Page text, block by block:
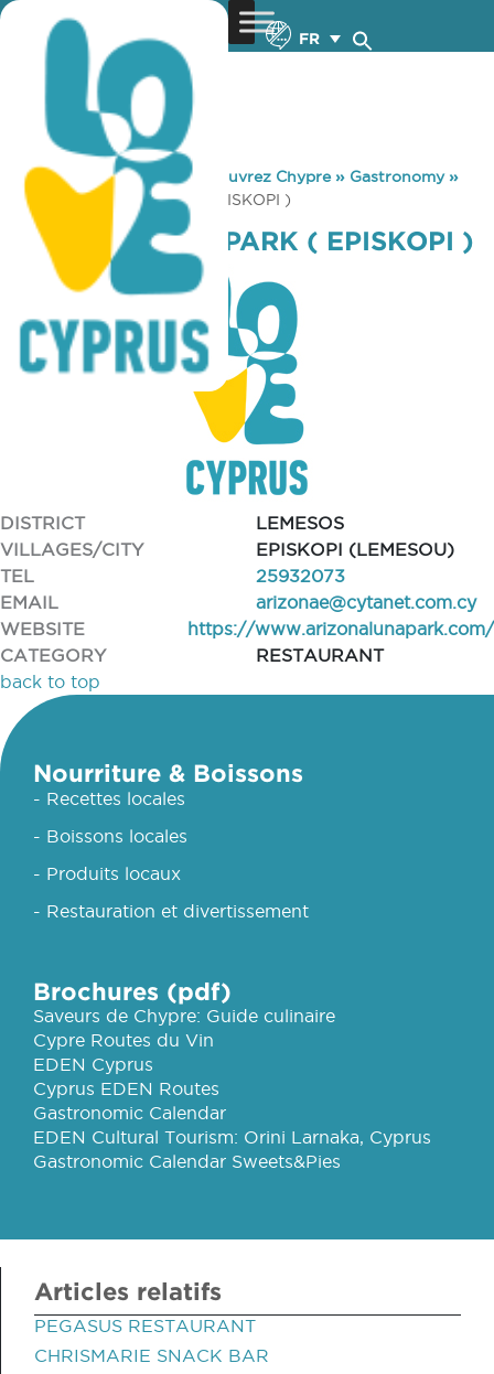
FR
You are here: Home »Découvrez Chypre» Gastronomy»
ARIZONA LUNA PARK ( EPISKOPI )
ARIZONA LUNA PARK ( EPISKOPI )
DISTRICT
LEMESOS
VILLAGES/CITY
EPISKOPI (LEMESOU)
TEL
25932073
EMAIL
arizonae@cytanet.com.cy
WEBSITE
https://www.arizonalunapark.com/
CATEGORY
RESTAURANT
back to top
Nourriture & Boissons
- Recettes locales
- Boissons locales
- Produits locaux
- Restauration et divertissement
Brochures (pdf)
Saveurs de Chypre: Guide culinaire
Cypre Routes du Vin
EDEN Cyprus
Cyprus EDEN Routes
Gastronomic Calendar
EDEN Cultural Tourism: Orini Larnaka, Cyprus
Gastronomic Calendar Sweets&Pies
Articles relatifs
PEGASUS RESTAURANT
CHRISMARIE SNACK BAR